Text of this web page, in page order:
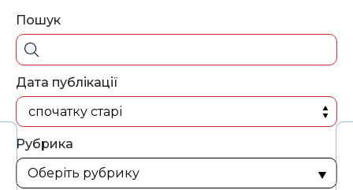
Пошук
Дата публікації
спочатку старі
Рубрика